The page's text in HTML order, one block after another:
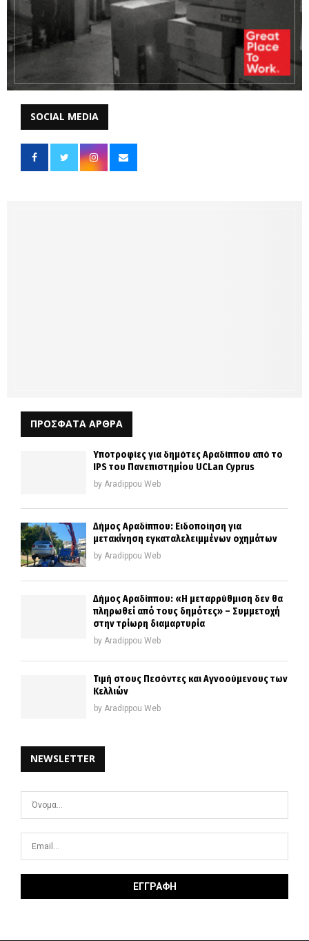
SOCIAL MEDIA
ΠΡΟΣΦΑΤΑ ΑΡΘΡΑ
Υποτροφίες για δημότες Αραδίππου από το
IPS του Πανεπιστημίου UCLan Cyprus
by Aradippou Web
Δήμος Αραδίππου: Ειδοποίηση για
μετακίνηση εγκαταλελειμμένων οχημάτων
by Aradippou Web
Δήμος Αραδίππου: «Η μεταρρύθμιση δεν θα
πληρωθεί από τους δημότες» – Συμμετοχή
στην τρίωρη διαμαρτυρία
by Aradippou Web
Τιμή στους Πεσόντες και Αγνοούμενους των
Κελλιών
by Aradippou Web
NEWSLETTER